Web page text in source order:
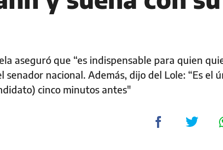
aseguró que “es indispensable para quien
senador nacional. Además, dijo del Lole: “Es el
cinco minutos antes"